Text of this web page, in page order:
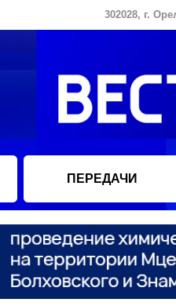
302028, г.
ПЕРЕДАЧИ